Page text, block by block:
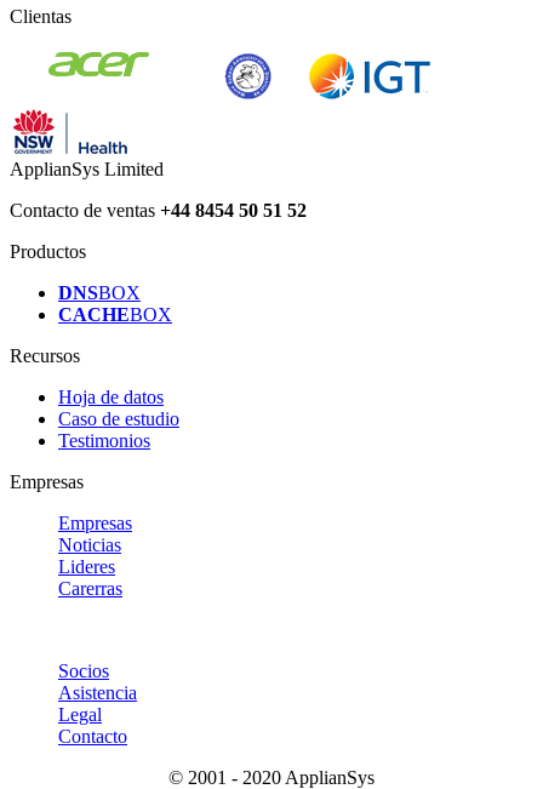
Clientas
ApplianSys Limited
Contacto de ventas +44 8454 50 51 52
Productos
DNSBOX
CACHEBOX
Recursos
Hoja de datos
Caso de estudio
Testimonios
Empresas
Empresas
Noticias
Lideres
Carerras
Socios
Asistencia
Legal
Contacto
© 2001 - 2020 ApplianSys